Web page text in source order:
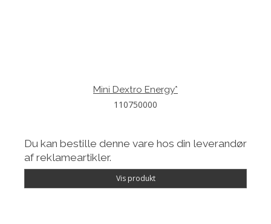
Mini Dextro Energy*
110750000
Du kan bestille denne vare hos din leverandør
af reklameartikler.
Vis produkt